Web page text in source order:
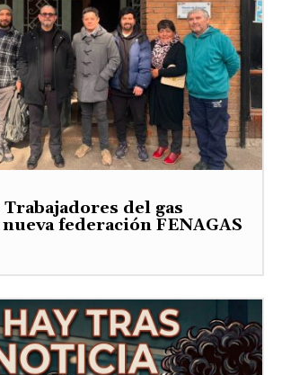
del gas
federación FENAGAS